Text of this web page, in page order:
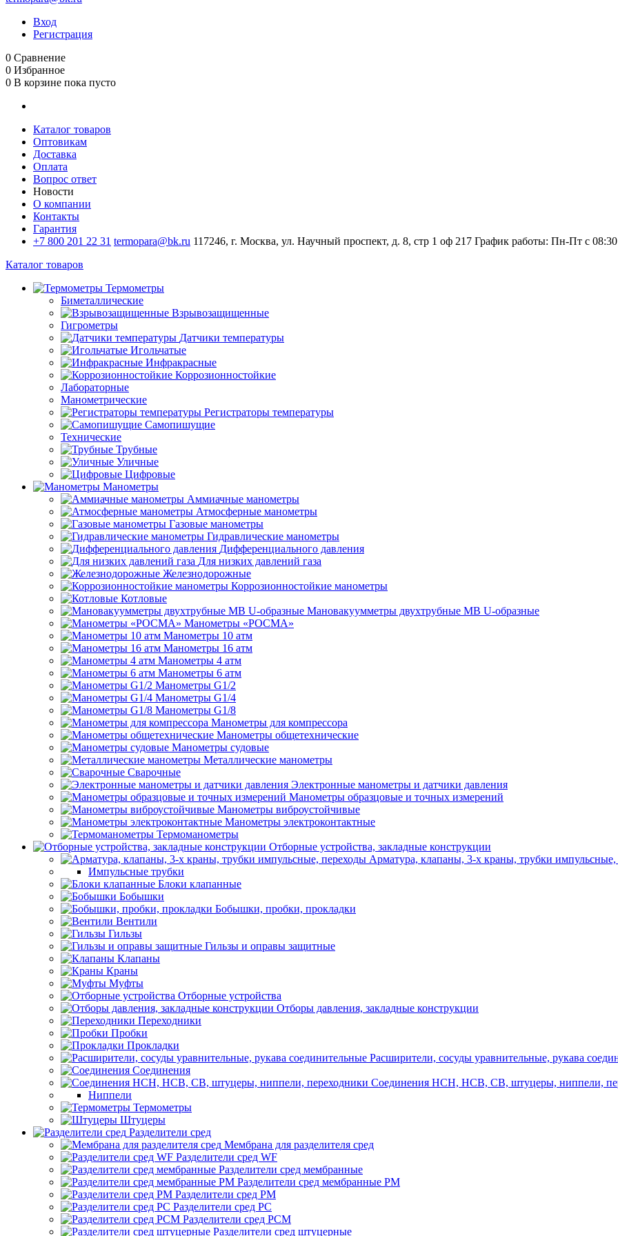
Вход
Регистрация
0 Сравнение
0 Избранное
0 В корзине пока пусто
Каталог товаров
Оптовикам
Доставка
Оплата
Вопрос ответ
Новости
О компании
Контакты
Гарантия
+7 800 201 22 31 termopara@bk.ru 117246, г. Москва, ул. Научный проспект, д. 8, стр 1 оф 217 График работы: Пн‑Пт с
Каталог товаров
Термометры
Биметаллические
Взрывозащищенные
Гигрометры
Датчики температуры
Игольчатые
Инфракрасные
Коррозионностойкие
Лабораторные
Манометрические
Регистраторы температуры
Самопишущие
Технические
Трубные
Уличные
Цифровые
Манометры
Аммиачные манометры
Атмосферные манометры
Газовые манометры
Гидравлические манометры
Дифференциального давления
Для низких давлений газа
Железнодорожные
Коррозионностойкие манометры
Котловые
Мановакуумметры двухтрубные МВ U-образные
Манометры «РОСМА»
Манометры 10 атм
Манометры 16 атм
Манометры 4 атм
Манометры 6 атм
Манометры G1/2
Манометры G1/4
Манометры G1/8
Манометры для компрессора
Манометры общетехнические
Манометры судовые
Металлические манометры
Сварочные
Электронные манометры и датчики давления
Манометры образцовые и точных измерений
Манометры виброустойчивые
Манометры электроконтактные
Термоманометры
Отборные устройства, закладные конструкции
Арматура, клапаны, 3-х краны, трубки импульсные,
Импульсные трубки
Блоки клапанные
Бобышки
Бобышки, пробки, прокладки
Вентили
Гильзы
Гильзы и оправы защитные
Клапаны
Краны
Муфты
Отборные устройства
Отборы давления, закладные конструкции
Переходники
Пробки
Прокладки
Расширители, сосуды уравнительные, рукава
Соединения
Соединения НСН, НСВ, СВ, штуцеры, ниппели,
Ниппели
Термометры
Штуцеры
Разделители сред
Мембрана для разделителя сред
Разделители сред WF
Разделители сред мембранные
Разделители сред мембранные РМ
Разделители сред РМ
Разделители сред РС
Разделители сред РСМ
Разделители сред штуцерные